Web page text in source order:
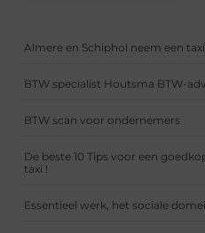
Almere en Schiphol neem een taxi
BTW specialist Houtsma BTW-
BTW scan voor ondernemers
De beste 10 Tips voor een
taxi !
Essentieel werk, het sociale